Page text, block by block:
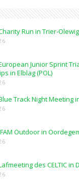
Run in Trier-Olewig
Junior Sprint
in Elblag (POL)
Track Night Meeting
Outdoor in
des CELTIC in